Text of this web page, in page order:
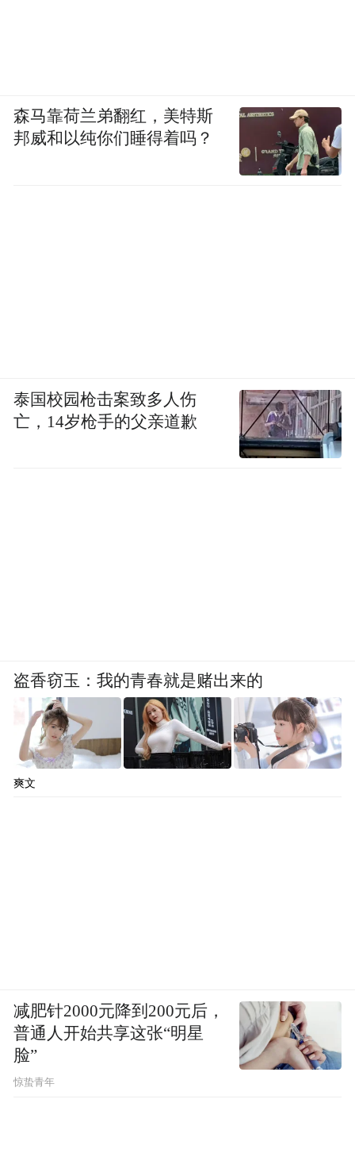
在珲春，人与环境、人与社群乃至人与自我
那份久违的平衡感呼之欲出。
而真正的避
暑，或许正应是在这份和谐的浸润之下，寻
森马靠荷兰弟翻红，美特斯
邦威和以纯你们睡得着吗？
泰国校园枪击案致多人伤
亡，14岁枪手的父亲道歉
盗香窃玉：我的青春就是赌出来的
爽文
减肥针2000元降到200元后，
普通人开始共享这张“明星
脸”
惊蛰青年